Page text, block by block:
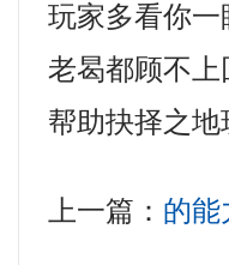
玩家多看你
老曷都顾不
帮助抉择之
上一篇： 的能